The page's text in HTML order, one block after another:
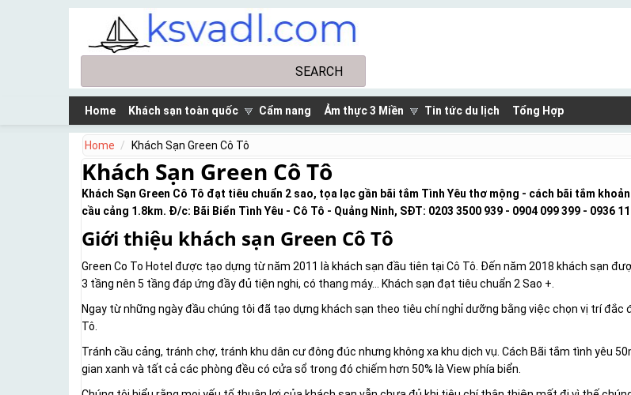
Skip to main content
Home Khách sạn toàn quốc Cẩm nang Ảm thực 3 Miền Tin tức du lịch Tổng Hợp
Home Khách Sạn Green Cô Tô
Khách Sạn Green Cô Tô
Khách Sạn Green Cô Tô đạt tiêu chuẩn 2 sao, tọa lạc gần bãi tắm Tình Yêu thơ mộng - cách bãi tắm
cầu cảng 1.8km. Đ/c: Bãi Biển Tình Yêu - Cô Tô - Quảng Ninh, SĐT: 0203 3500 939 - 0904 099 399 - 0936
Giới thiệu khách sạn Green Cô Tô
Green Co To Hotel được tạo dựng từ năm 2011 là khách sạn đầu tiên tại Cô Tô. Đến năm 2018 khách sạn
3 tầng nên 5 tầng đáp ứng đầy đủ tiện nghi, có thang máy... Khách sạn đạt tiêu chuẩn 2 Sao +.
Ngay từ những ngày đầu chúng tôi đã tạo dựng khách sạn theo tiêu chí nghỉ dưỡng bằng việc chọn vị trí đắc
Tô.
Tránh cầu cảng, tránh chợ, tránh khu dân cư đông đúc nhưng không xa khu dịch vụ. Cách Bãi tắm tình yêu
gian xanh và tất cả các phòng đều có cửa sổ trong đó chiếm hơn 50% là View phía biển.